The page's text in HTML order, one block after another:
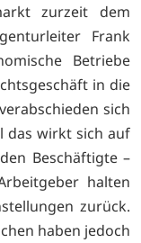
zurzeit dem
Frank
Betriebe
in die
sich
das wirkt sich auf
Beschäftigte –
halten
zurück.
haben jedoch